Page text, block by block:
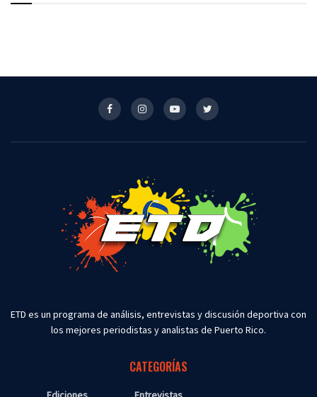
ETD es un programa de análisis, entrevistas y discusión deportiva con
los mejores periodistas y analistas de Puerto Rico.
CATEGORÍAS